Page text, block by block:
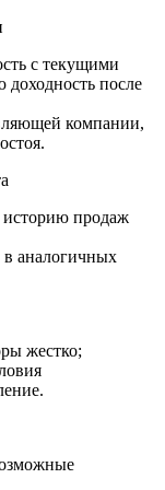
с текущими
после
компании,
историю продаж
в аналогичных
жестко;